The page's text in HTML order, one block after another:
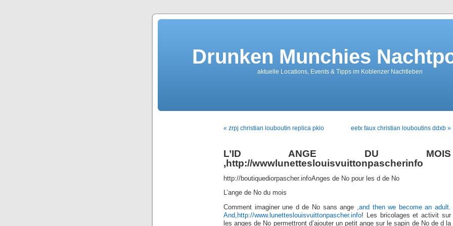
Drunken Munchies
aktuelle Locations, Events & Tipps im Koblenzer Nachtleben
« zrpj christian louboutin replica pkio eetx faux christian louboutins ddxb »
L’ID ANGE DU MOIS
,http://wwwlunetteslouisvuittonpascherinfo
http://boutiquediorpascher.infoAnges de No pour les d de No
L’ange de No du mois
Comment imaginer une d de No sans ange , and then we become an adult.
And,http://www.lunetteslouisvuittonpascher.info! Les bricolages et activit sur
les anges de No permettront d’ajouter un petit ange sur le sapin de No de d la